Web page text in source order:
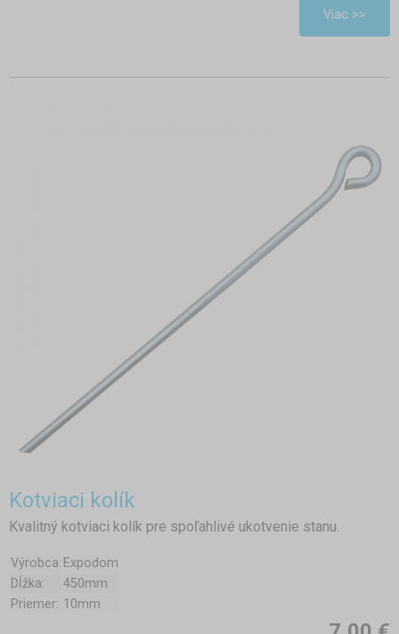
Viac >>
Kotviaci kolík
Kvalitný kotviaci kolík pre spoľahlivé ukotvenie stanu.
Výrobca: Expodom
Dĺžka:
450mm
Priemer: 10mm